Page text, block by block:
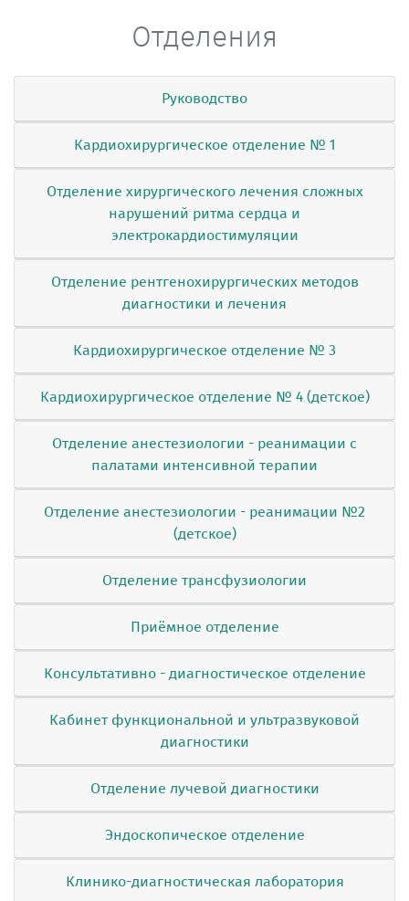
Отделения
Руководство
Кардиохирургическое отделение № 1
Отделение хирургического лечения сложных
нарушений ритма сердца и
электрокардиостимуляции
Отделение рентгенохирургических методов
диагностики и лечения
Кардиохирургическое отделение № 3
Кардиохирургическое отделение № 4 (детское)
Отделение анестезиологии - реанимации с
палатами интенсивной терапии
Отделение анестезиологии - реанимации №2
(детское)
Отделение трансфузиологии
Приёмное отделение
Консультативно - диагностическое отделение
Кабинет функциональной и ультразвуковой
диагностики
Отделение лучевой диагностики
Эндоскопическое отделение
Клинико-диагностическая лаборатория